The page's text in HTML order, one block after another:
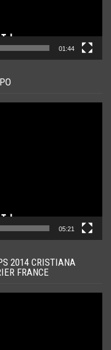
01:44
05:21
2014 CRISTIANA
FRANCE